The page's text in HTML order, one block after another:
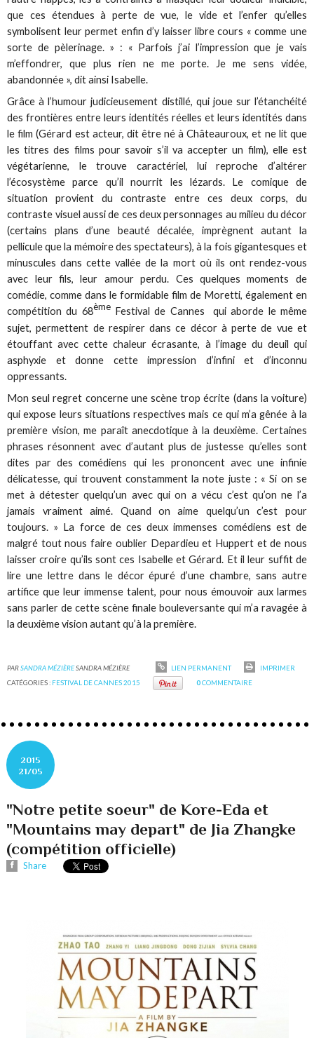
que ces étendues à perte de vue, le vide et l’enfer qu’elles
symbolisent leur permet enfin d’y laisser libre cours « comme une
sorte de pèlerinage. » : « Parfois j’ai l’impression que je vais
m’effondrer, que plus rien ne me porte. Je me sens vidée,
abandonnée », dit ainsi Isabelle.
Grâce à l’humour judicieusement distillé, qui joue sur l’étanchéité
des frontières entre leurs identités réelles et leurs identités dans
le film (Gérard est acteur, dit être né à Châteauroux, et ne lit que
les titres des films pour savoir s’il va accepter un film), elle est
végétarienne, le trouve caractériel, lui reproche d’altérer
l’écosystème parce qu’il nourrit les lézards. Le comique de
situation provient du contraste entre ces deux corps, du
contraste visuel aussi de ces deux personnages au milieu du décor
(certains plans d’une beauté décalée, imprègnent autant la
pellicule que la mémoire des spectateurs), à la fois gigantesques et
minuscules dans cette vallée de la mort où ils ont rendez-vous
avec leur fils, leur amour perdu. Ces quelques moments de
comédie, comme dans le formidable film de Moretti, également en
compétition du 68èmeFestival de Cannes qui aborde le même
sujet, permettent de respirer dans ce décor à perte de vue et
étouffant avec cette chaleur écrasante, à l’image du deuil qui
asphyxie et donne cette impression d’infini et d’inconnu
oppressants.
Mon seul regret concerne une scène trop écrite (dans la voiture)
qui expose leurs situations respectives mais ce qui m’a gênée à la
première vision, me paraît anecdotique à la deuxième. Certaines
phrases résonnent avec d’autant plus de justesse qu’elles sont
dites par des comédiens qui les prononcent avec une infinie
délicatesse, qui trouvent constamment la note juste : « Si on se
met à détester quelqu’un avec qui on a vécu c’est qu’on ne l’a
jamais vraiment aimé. Quand on aime quelqu’un c’est pour
toujours. » La force de ces deux immenses comédiens est de
malgré tout nous faire oublier Depardieu et Huppert et de nous
laisser croire qu’ils sont ces Isabelle et Gérard. Et il leur suffit de
lire une lettre dans le décor épuré d’une chambre, sans autre
artifice que leur immense talent, pour nous émouvoir aux larmes
sans parler de cette scène finale bouleversante qui m’a ravagée à
la deuxième vision autant qu’à la première.
PARSANDRA MÉZIÈRESANDRA MÉZIÈRE LIEN PERMANENT
IMPRIMER
CATÉGORIES : FESTIVAL DE CANNES 2015 0COMMENTAIRE
2015
21/05
"Notre petite soeur" de Kore-Eda et
"Mountains may depart" de Jia Zhangke
(compétition officielle)
Share